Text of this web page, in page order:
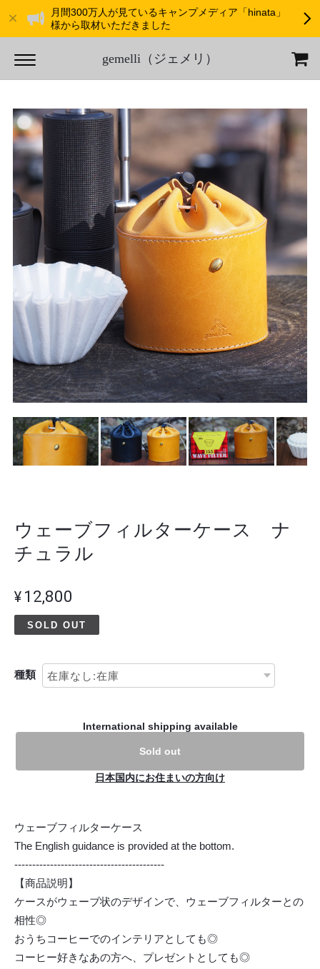
月間300万人が見ているキャンプメディア「hinata」
様から取材いただきました
gemelli（ジェメリ）
ウェーブフィルターケース ナ
チュラル
¥12,800
SOLD OUT
種類
International shipping available
Sold out
日本国内にお住まいの方向け
ウェーブフィルターケース
The English guidance is provided at the bottom.
------------------------------------------
【商品説明】
ケースがウェーブ状のデザインで、ウェーブフィルターとの
相性◎
おうちコーヒーでのインテリアとしても◎
コーヒー好きなあの方へ、プレゼントとしても◎